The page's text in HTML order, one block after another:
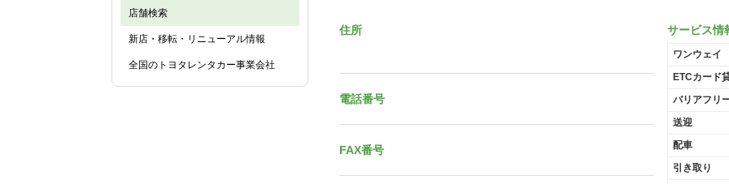
店舗検索
新店・移転・リニューアル情報
全国のトヨタレンタカー事業会社
住所
電話番号
FAX番号
サービス情
ワンウェイ
ETCカード
バリアフリ
送迎
配車
引き取り